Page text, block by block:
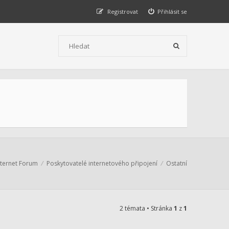
Přihlásit se
Registrovat
Forum Poskytovatelé internetového připojení Ostatní
2 témata • Stránka 1 z1